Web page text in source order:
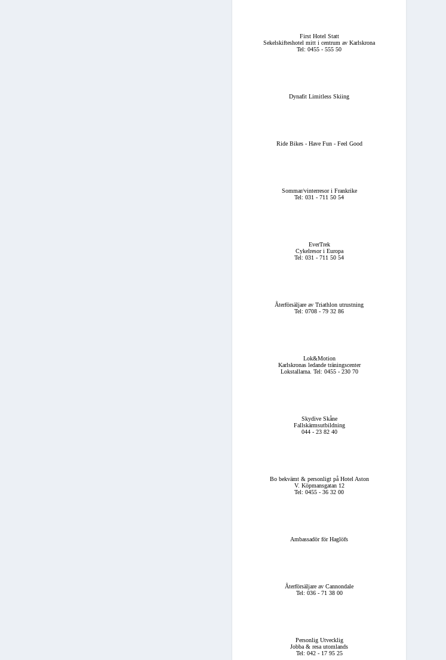
First Hotel Statt
Sekelskifteshotel mitt i centrum av Karlskrona
Tel: 0455 - 555 50
Dynafit Limitless Skiing
Ride Bikes - Have Fun - Feel Good
Sommar/vinterresor i Frankrike
Tel: 031 - 711 50 54
EverTrek
Cykelresor i Europa
Tel: 031 - 711 50 54
Återförsäljare av Triathlon utrustning
Tel: 0708 - 79 32 86
Lok&Motion
Karlskronas ledande träningscenter
Lokstallarna. Tel: 0455 - 230 70
Skydive Skåne
Fallskärmsutbildning
044 - 23 82 40
Bo bekvämt & personligt på Hotel Aston
V. Köpmansgatan 12
Tel: 0455 - 36 32 00
Ambassadör för Haglöfs
Återförsäljare av Cannondale
Tel: 036 - 71 38 00
Personlig Utvecklig
Jobba & resa utomlands
Tel: 042 - 17 95 25